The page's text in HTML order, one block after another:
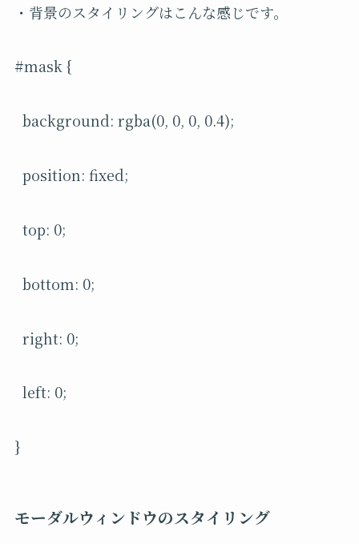
・背景のスタイリングはこんな感じです。
#mask {
background: rgba(0, 0, 0, 0.4);
position: fixed;
top: 0;
bottom: 0;
right: 0;
left: 0;
}
モーダルウィンドウのスタイリング